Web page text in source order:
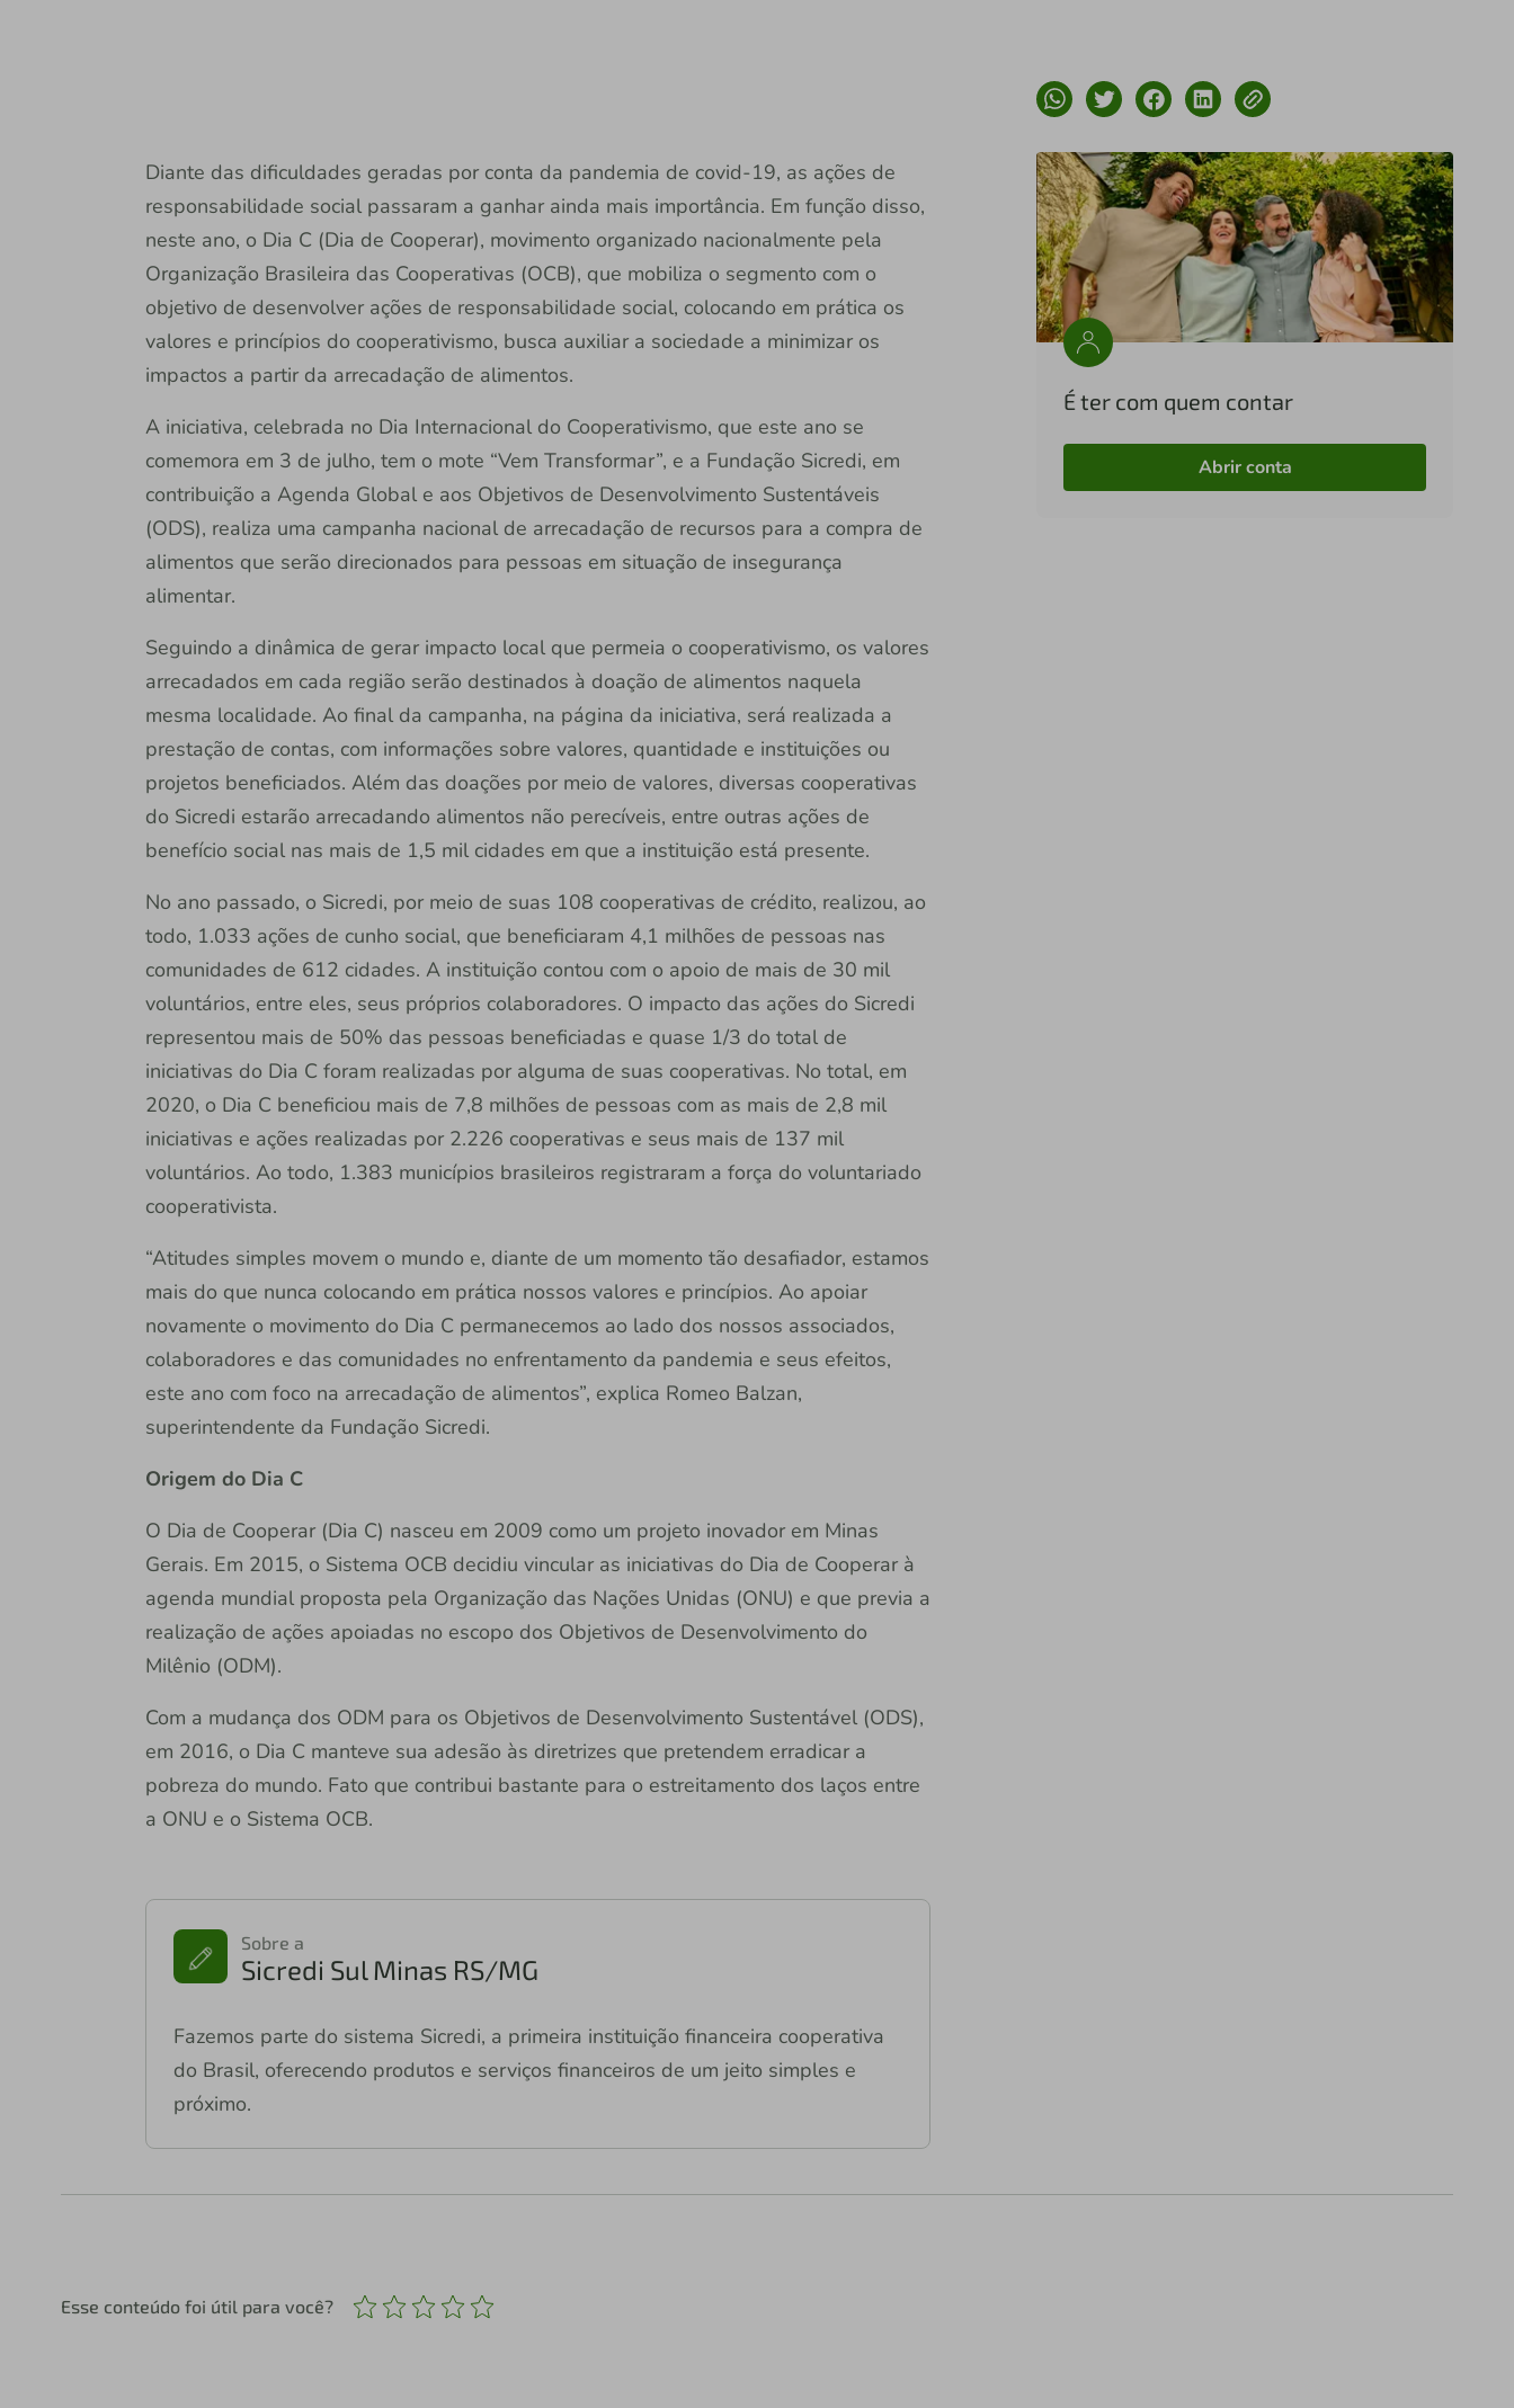
Diante das dificuldades geradas por conta da pandemia de covid-19, as ações de
responsabilidade social passaram a ganhar ainda mais importância. Em função disso,
neste ano, o Dia C (Dia de Cooperar), movimento organizado nacionalmente pela
Organização Brasileira das Cooperativas (OCB), que mobiliza o segmento com o
objetivo de desenvolver ações de responsabilidade social, colocando em prática os
valores e princípios do cooperativismo, busca auxiliar a sociedade a minimizar os
impactos a partir da arrecadação de alimentos.
A iniciativa, celebrada no Dia Internacional do Cooperativismo, que este ano se
comemora em 3 de julho, tem o mote “Vem Transformar”, e a Fundação Sicredi, em
contribuição a Agenda Global e aos Objetivos de Desenvolvimento Sustentáveis
(ODS), realiza uma campanha nacional de arrecadação de recursos para a compra de
alimentos que serão direcionados para pessoas em situação de insegurança
alimentar.
Seguindo a dinâmica de gerar impacto local que permeia o cooperativismo, os valores
arrecadados em cada região serão destinados à doação de alimentos naquela
mesma localidade. Ao final da campanha, na página da iniciativa, será realizada a
prestação de contas, com informações sobre valores, quantidade e instituições ou
projetos beneficiados. Além das doações por meio de valores, diversas cooperativas
do Sicredi estarão arrecadando alimentos não perecíveis, entre outras ações de
benefício social nas mais de 1,5 mil cidades em que a instituição está presente.
No ano passado, o Sicredi, por meio de suas 108 cooperativas de crédito, realizou, ao
todo, 1.033 ações de cunho social, que beneficiaram 4,1 milhões de pessoas nas
comunidades de 612 cidades. A instituição contou com o apoio de mais de 30 mil
voluntários, entre eles, seus próprios colaboradores. O impacto das ações do Sicredi
representou mais de 50% das pessoas beneficiadas e quase 1/3 do total de
iniciativas do Dia C foram realizadas por alguma de suas cooperativas. No total, em
2020, o Dia C beneficiou mais de 7,8 milhões de pessoas com as mais de 2,8 mil
iniciativas e ações realizadas por 2.226 cooperativas e seus mais de 137 mil
voluntários. Ao todo, 1.383 municípios brasileiros registraram a força do voluntariado
cooperativista.
“Atitudes simples movem o mundo e, diante de um momento tão desafiador, estamos
mais do que nunca colocando em prática nossos valores e princípios. Ao apoiar
novamente o movimento do Dia C permanecemos ao lado dos nossos associados,
colaboradores e das comunidades no enfrentamento da pandemia e seus efeitos,
este ano com foco na arrecadação de alimentos”, explica Romeo Balzan,
superintendente da Fundação Sicredi.
Origem do Dia C
O Dia de Cooperar (Dia C) nasceu em 2009 como um projeto inovador em Minas
Gerais. Em 2015, o Sistema OCB decidiu vincular as iniciativas do Dia de Cooperar à
agenda mundial proposta pela Organização das Nações Unidas (ONU) e que previa a
realização de ações apoiadas no escopo dos Objetivos de Desenvolvimento do
Milênio (ODM).
Com a mudança dos ODM para os Objetivos de Desenvolvimento Sustentável (ODS),
em 2016, o Dia C manteve sua adesão às diretrizes que pretendem erradicar a
pobreza do mundo. Fato que contribui bastante para o estreitamento dos laços entre
a ONU e o Sistema OCB.
Sobre a
Sicredi Sul Minas RS/MG
Fazemos parte do sistema Sicredi, a primeira instituição financeira cooperativa
do Brasil, oferecendo produtos e serviços financeiros de um jeito simples e
próximo.
É ter com quem contar
Abrir conta
Esse conteúdo foi útil para você?